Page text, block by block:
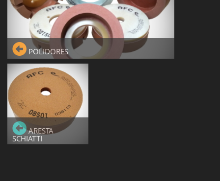
POLIDORES
POLIDORES
ARESTA
SCHIATTI